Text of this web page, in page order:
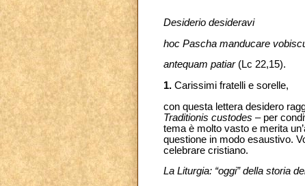
Desiderio desideravi
hoc Pascha manducare
antequam patiar(Lc 22,15).
1. Carissimi fratelli e sorelle,
con questa lettera desidero
Traditionis custodes – per
tema è molto vasto e merita
questione in modo esaustivo.
celebrare cristiano.
La Liturgia: “oggi” della storia